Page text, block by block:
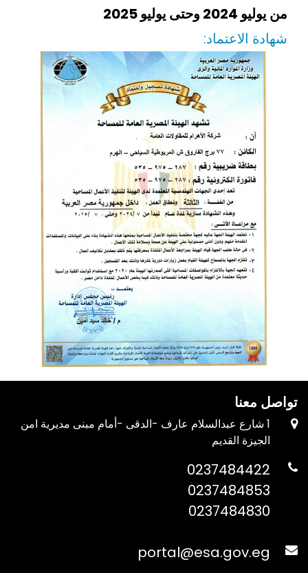
من يوليو 2024 وحتى يوليو 2025
شهادة الاعتماد:
تواصل معنا
1 شارع عبدالسلام عارف -الدقى -أمام مبنى مديرية امن
الجيزة القديم
0237484422
0237484853
0237484830
portal@esa.gov.eg